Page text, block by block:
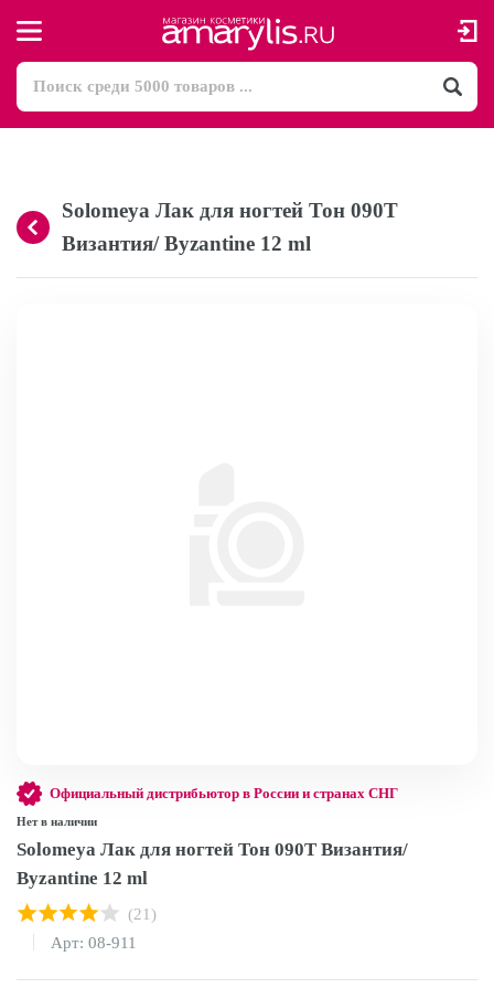
Solomeya Лак для ногтей Тон 090T
Византия/ Byzantine 12 ml
Официальный дистрибьютор в России и странах СНГ
Нет в наличии
Solomeya Лак для ногтей Тон 090T Византия/
Byzantine 12 ml
(21)
Арт: 08-911